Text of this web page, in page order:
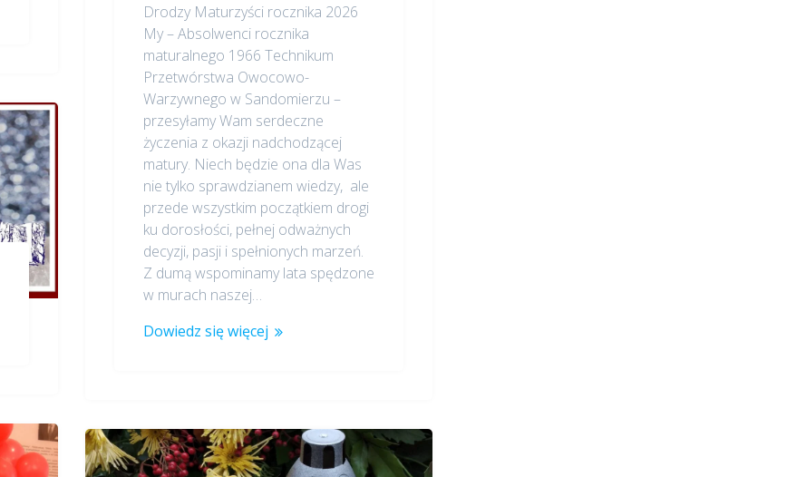
Drodzy Maturzyści rocznika 2026
My – Absolwenci rocznika
maturalnego 1966 Technikum
Przetwórstwa Owocowo-
Warzywnego w Sandomierzu –
przesyłamy Wam serdeczne
życzenia z okazji nadchodzącej
matury. Niech będzie ona dla Was
nie tylko sprawdzianem wiedzy, ale
przede wszystkim początkiem drogi
ku dorosłości, pełnej odważnych
decyzji, pasji i spełnionych marzeń.
Z dumą wspominamy lata spędzone
w murach naszej…
Dowiedz się więcej